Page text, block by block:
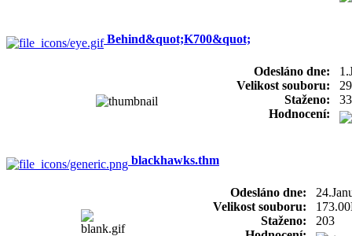
Behind&quot;K700&quot;
Odesláno dne:
Velikost souboru:
Staženo:
Hodnocení:
blackhawks.thm
Odesláno dne:
Velikost souboru:
Staženo:
203